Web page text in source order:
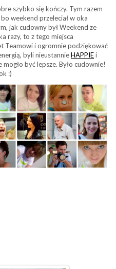
szybko się kończy. Tym razem
weekend przeleciał w oka
jak cudowny był Weekend ze
razy, to z tego miejsca
Teamowi i ogromnie podziękować
byli nieustannieHAPPIEi
być lepsze. Było cudownie!
:)